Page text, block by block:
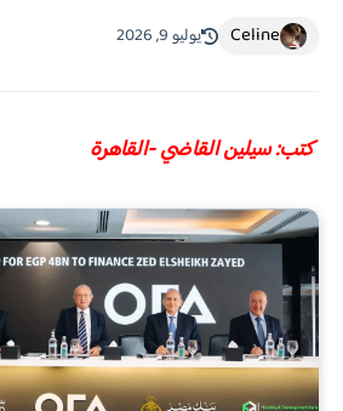
Celine يوليو 9, 2026
كتب: سيلين القاضي -القاهرة